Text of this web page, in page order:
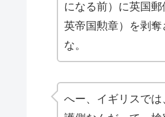
になる前）に英国
英帝国勲章）を剥
な。
へー、イギリスで